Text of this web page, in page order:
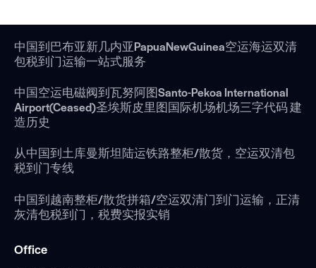
中国到巴布亚新几内亚PapuaNewGuinea空运海运双清
包税到门运输一站式服务
中国空运电磁阀到瓦努阿图Santo-Pekoa International
Airport(Ceased)圣埃斯皮里图国际机场机场三字代码 建
造历史
从中国到土库曼斯坦陆运铁路整柜/散货，空运双清包
税到门专线
中国到越南整柜/散货拼箱/空运双清门到门运输，正清
灰清包税到门，税费实报实销
Office